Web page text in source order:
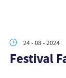
24 - 08 - 2024
Festival